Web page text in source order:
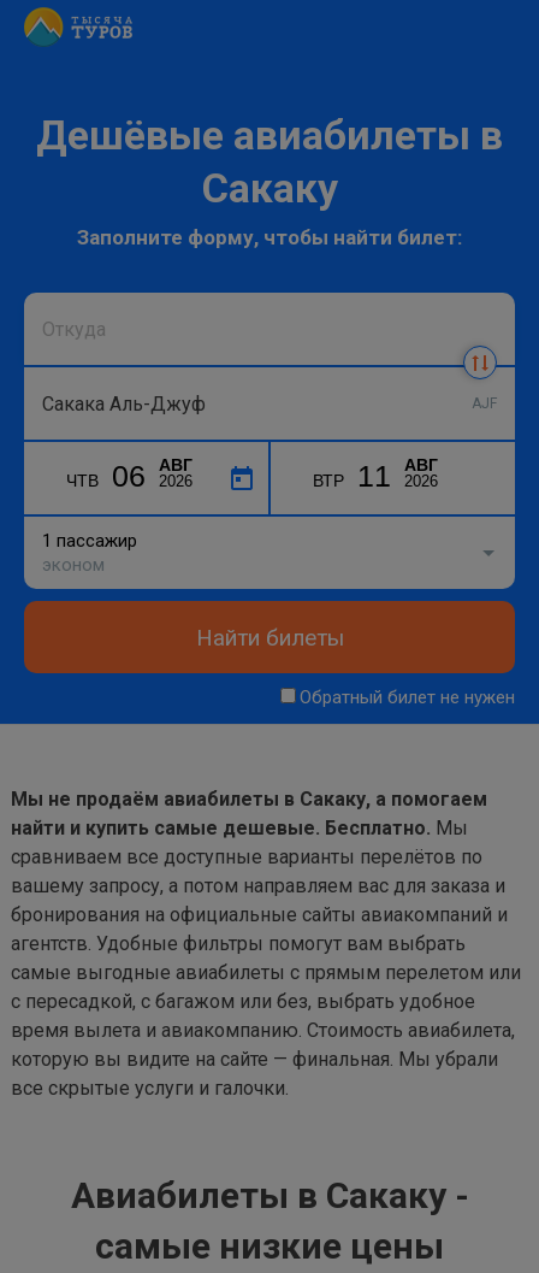
Дешёвые авиабилеты в
Сакаку
Заполните форму, чтобы найти билет:
AJF
ЧТВ 06 АВГ
2026 ВТР 11 АВГ
2026
1 пассажир
эконом
Найти билеты
Обратный билет не нужен
Мы не продаём авиабилеты в Сакаку, а помогаем
найти и купить самые дешевые. Бесплатно. Мы
сравниваем все доступные варианты перелётов по
вашему запросу, а потом направляем вас для заказа и
бронирования на официальные сайты авиакомпаний и
агентств. Удобные фильтры помогут вам выбрать
самые выгодные авиабилеты с прямым перелетом или
с пересадкой, с багажом или без, выбрать удобное
время вылета и авиакомпанию. Стоимость авиабилета,
которую вы видите на сайте — финальная. Мы убрали
все скрытые услуги и галочки.
Авиабилеты в Сакаку -
самые низкие цены